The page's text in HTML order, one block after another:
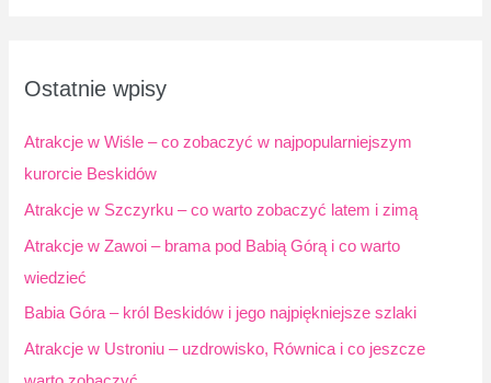
d
l
Ostatnie wpisy
Atrakcje w Wiśle – co zobaczyć w najpopularniejszym
kurorcie Beskidów
Atrakcje w Szczyrku – co warto zobaczyć latem i zimą
Atrakcje w Zawoi – brama pod Babią Górą i co warto
wiedzieć
Babia Góra – król Beskidów i jego najpiękniejsze szlaki
Atrakcje w Ustroniu – uzdrowisko, Równica i co jeszcze